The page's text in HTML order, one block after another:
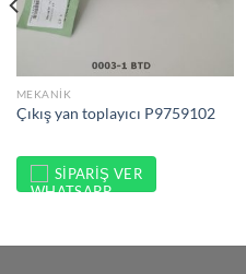
MEKANIK
Çıkış yan toplayıcı P9759102
SIPARIŞ VER